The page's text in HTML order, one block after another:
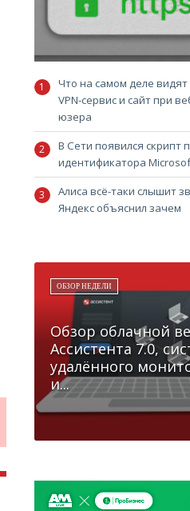
Что на самом деле
VPN-сервис и сайт при
юзера
В Сети появился скрипт
идентификатора
Алиса всё-таки слышит
Яндекс объяснил зачем
ОБЗОР НЕДЕЛИ
Обзор облачной
Ассистента 7.0,
удалённого
и...